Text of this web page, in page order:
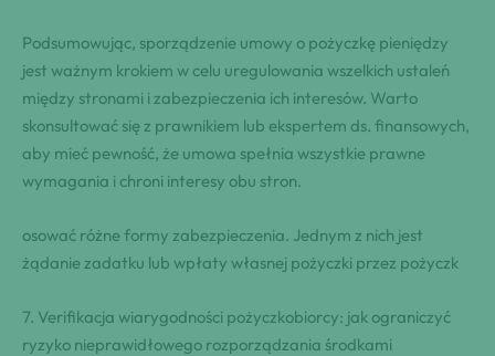
Podsumowując, sporządzenie umowy o pożyczkę pieniędzy
jest ważnym krokiem w celu uregulowania wszelkich ustaleń
między stronami i zabezpieczenia ich interesów. Warto
skonsultować się z prawnikiem lub ekspertem ds. finansowych,
aby mieć pewność, że umowa spełnia wszystkie prawne
wymagania i chroni interesy obu stron.
osować różne formy zabezpieczenia. Jednym z nich jest
żądanie zadatku lub wpłaty własnej pożyczki⁤ przez pożyczk
7. ⁣⁤Verifikacja wiarygodności ⁢pożyczkobiorcy: jak ograniczyć
ryzyko ⁣nieprawidłowego rozporządzania środkami